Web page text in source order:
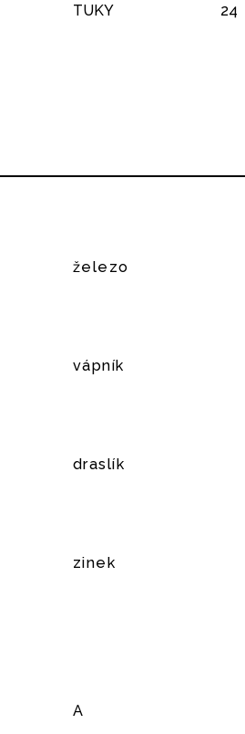
TUKY 24
železo
vápník
draslík
zinek
A